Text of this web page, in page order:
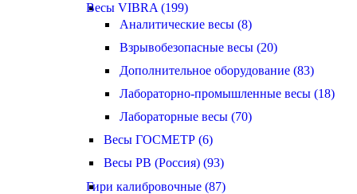
Весы VIBRA (199)
Аналитические весы (8)
Взрывобезопасные весы (20)
Дополнительное оборудование (83)
Лабораторно-промышленные весы (18)
Лабораторные весы (70)
Весы ГОСМЕТР (6)
Весы РВ (Россия) (93)
Гири калибровочные (87)